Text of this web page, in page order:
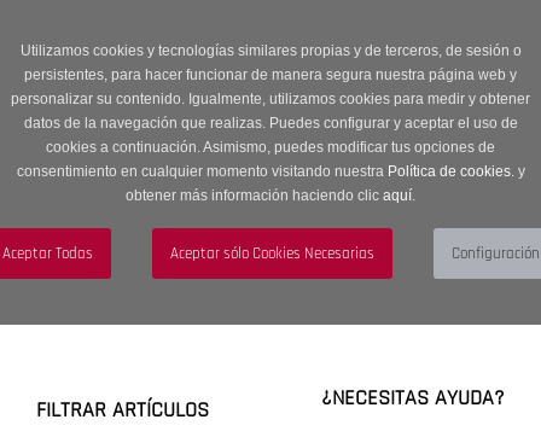
Utilizamos cookies y tecnologías similares propias y de terceros, de sesión o
persistentes, para hacer funcionar de manera segura nuestra página web y
personalizar su contenido. Igualmente, utilizamos cookies para medir y obtener
datos de la navegación que realizas. Puedes configurar y aceptar el uso de
cookies a continuación. Asimismo, puedes modificar tus opciones de
consentimiento en cualquier momento visitando nuestra Política de cookies.y
obtener más información haciendo clic aquí.
descuento en Sección OUTLET con código OUTLET20
navigation
Menú
FILTRAR ARTÍCULOS ¿NECESITAS AYUDA?